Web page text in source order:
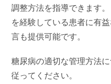
調整方法を指導できます
を経験している患者に有
言も提供可能です。
糖尿病の適切な管理方法
従ってください。